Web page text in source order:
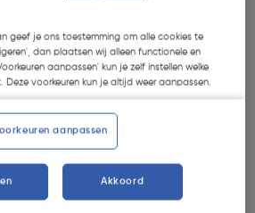
€ 0,83
geef je ons toestemming om alle cookies te
dan plaatsen wij alleen functionele en
aanpassen' kun je zelf instellen welke
voorkeuren kun je altijd weer aanpassen.
aanpassen
Akkoord